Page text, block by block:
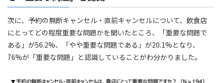
次に、予約の無断キャンセル・直前キャンセルについて、飲食店
にとってどの程度重要な問題かを聞いたところ、「重要な問題で
ある」が56.2%、「やや重要な問題である」が20.1%となり、
76%が「重要な問題」と認識していることがわ分かりました。